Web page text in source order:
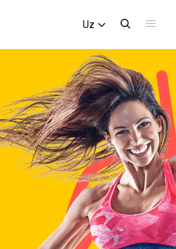
Uz